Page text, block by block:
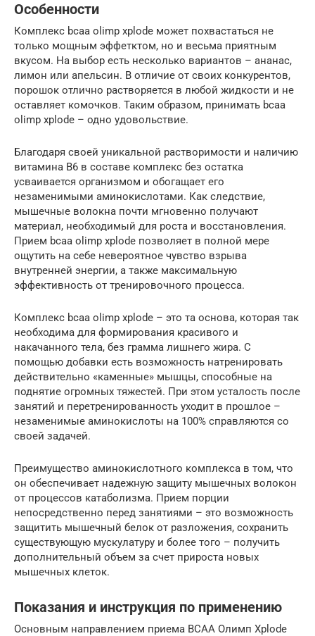
Особенности
Комплекс bcaa olimp xplode может похвастаться не
только мощным эффетктом, но и весьма приятным
вкусом. На выбор есть несколько вариантов – ананас,
лимон или апельсин. В отличие от своих конкурентов,
порошок отлично растворяется в любой жидкости и не
оставляет комочков. Таким образом, принимать bcaa
olimp xplode – одно удовольствие.
Благодаря своей уникальной растворимости и наличию
витамина В6 в составе комплекс без остатка
усваивается организмом и обогащает его
незаменимыми аминокислотами. Как следствие,
мышечные волокна почти мгновенно получают
материал, необходимый для роста и восстановления.
Прием bcaa olimp xplode позволяет в полной мере
ощутить на себе невероятное чувство взрыва
внутренней энергии, а также максимальную
эффективность от тренировочного процесса.
Комплекс bcaa olimp xplode – это та основа, которая так
необходима для формирования красивого и
накачанного тела, без грамма лишнего жира. С
помощью добавки есть возможность натренировать
действительно «каменные» мышцы, способные на
поднятие огромных тяжестей. При этом усталость после
занятий и перетренированность уходит в прошлое –
незаменимые аминокислоты на 100% справляются со
своей задачей.
Преимущество аминокислотного комплекса в том, что
он обеспечивает надежную защиту мышечных волокон
от процессов катаболизма. Прием порции
непосредственно перед занятиями – это возможность
защитить мышечный белок от разложения, сохранить
существующую мускулатуру и более того – получить
дополнительный объем за счет прироста новых
мышечных клеток.
Показания и инструкция по применению
Основным направлением приема BCAA Олимп Xplode